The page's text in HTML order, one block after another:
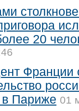
20
Франции
в Париже 01